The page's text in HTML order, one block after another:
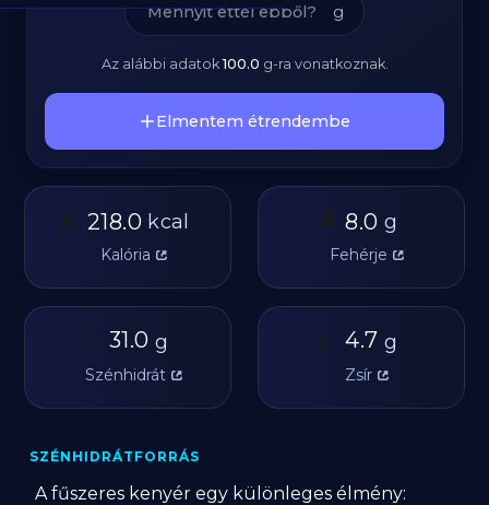
g
Az alábbi adatok100.0 g-ra vonatkoznak.
Elmentem étrendembe
🔥 218.0 kcal
Kalória
🥩 8.0 g
Fehérje
🥔 31.0 g
Szénhidrát
🫒 4.7 g
Zsír
SZÉNHIDRÁTFORRÁS
A fűszeres kenyér egy különleges élmény: